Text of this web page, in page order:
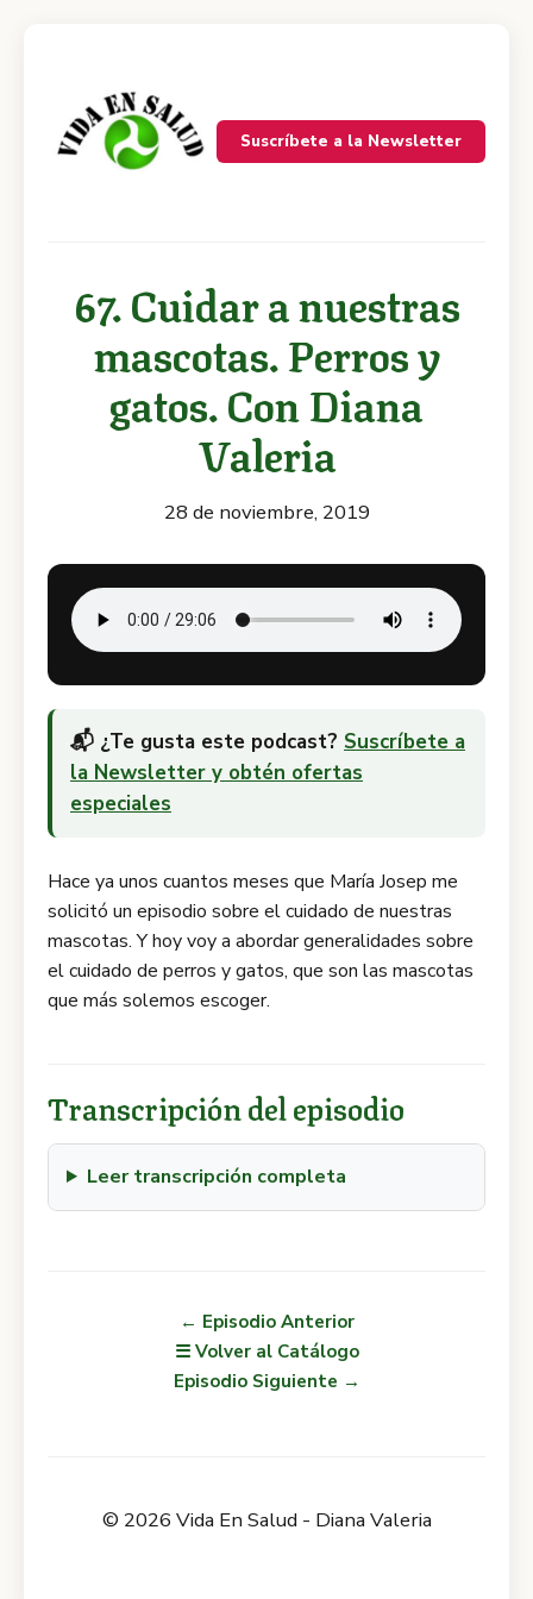
Suscríbete a la Newsletter
67. Cuidar a nuestras
mascotas. Perros y
gatos. Con Diana
Valeria
28 de noviembre, 2019
📬 ¿Te gusta este podcast? Suscríbete a
la Newsletter y obtén ofertas
especiales
Hace ya unos cuantos meses que María Josep me
solicitó un episodio sobre el cuidado de nuestras
mascotas. Y hoy voy a abordar generalidades sobre
el cuidado de perros y gatos, que son las mascotas
que más solemos escoger.
Transcripción del episodio
Leer transcripción completa
← Episodio Anterior
☰ Volver al Catálogo
Episodio Siguiente →
© 2026 Vida En Salud - Diana Valeria